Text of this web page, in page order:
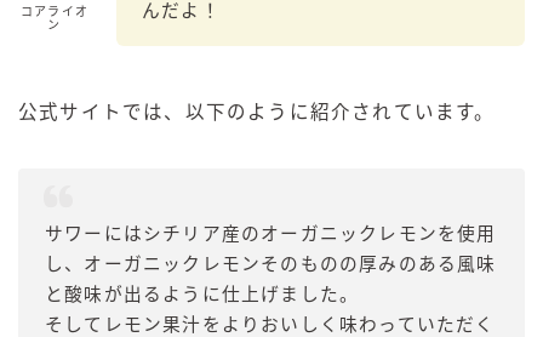
コアライオ
ン
んだよ！
公式サイトでは、以下のように紹介されています。
サワーにはシチリア産のオーガニックレモンを使用
し、オーガニックレモンそのものの厚みのある風味
と酸味が出るように仕上げました。
そしてレモン果汁をよりおいしく味わっていただく